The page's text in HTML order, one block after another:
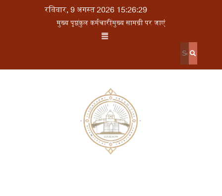
रविवार, 9 अगस्त 2026 15:26:29
मुख्य पृष्ठकुल कर्मचारीमुख्य सामग्री पर जाएं